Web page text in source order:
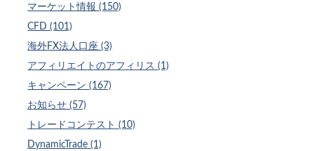
マーケット情報 (150)
CFD (101)
海外FX法人口座 (3)
アフィリエイトのアフィリス (1)
キャンペーン (167)
お知らせ (57)
トレードコンテスト (10)
DynamicTrade (1)